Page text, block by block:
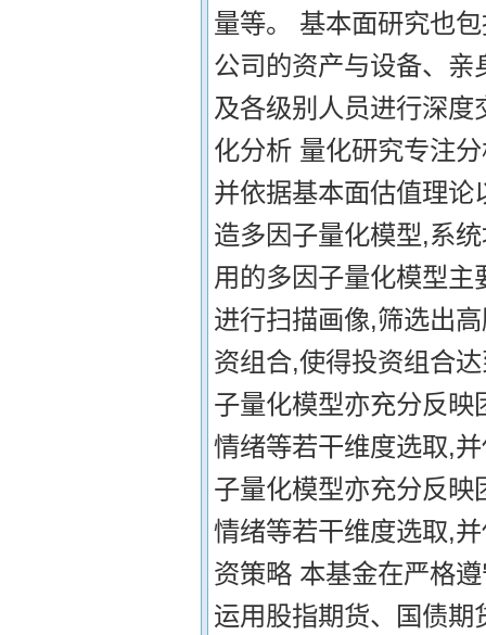
量等。 基本面研究也
公司的资产与设备、
及各级别人员进行深
化分析 量化研究专注
并依据基本面估值理
造多因子量化模型,系
用的多因子量化模型
进行扫描画像,筛选出
资组合,使得投资组合
子量化模型亦充分反
情绪等若干维度选取,
子量化模型亦充分反
情绪等若干维度选取,
资策略 本基金在严格
运用股指期货、国债